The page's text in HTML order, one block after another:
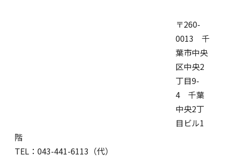
〒260-
0013 千
葉市中央
区中央2
丁目9-
4 千葉
中央2丁
目ビル1
階
TEL：043-441-6113（代）